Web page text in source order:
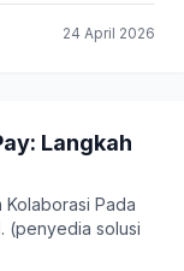
24 April 2026
Langkah
Kolaborasi Pada
(penyedia solusi